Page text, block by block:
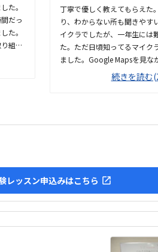
た。
だっ
た。
組む
と感
題な
めて
かな
で、
たの
思い
丁寧で優しく教えてもらえた
り、わからない所も聞きやす
イクラでしたが、一年生には
た。ただ日頃知ってるマイク
ました。Google Mapsを見な
側からなかった。エレベータ
後で印象が全然違いました。
回にしては高い。他の習い事
続きを読む
レッスン申込みはこちら